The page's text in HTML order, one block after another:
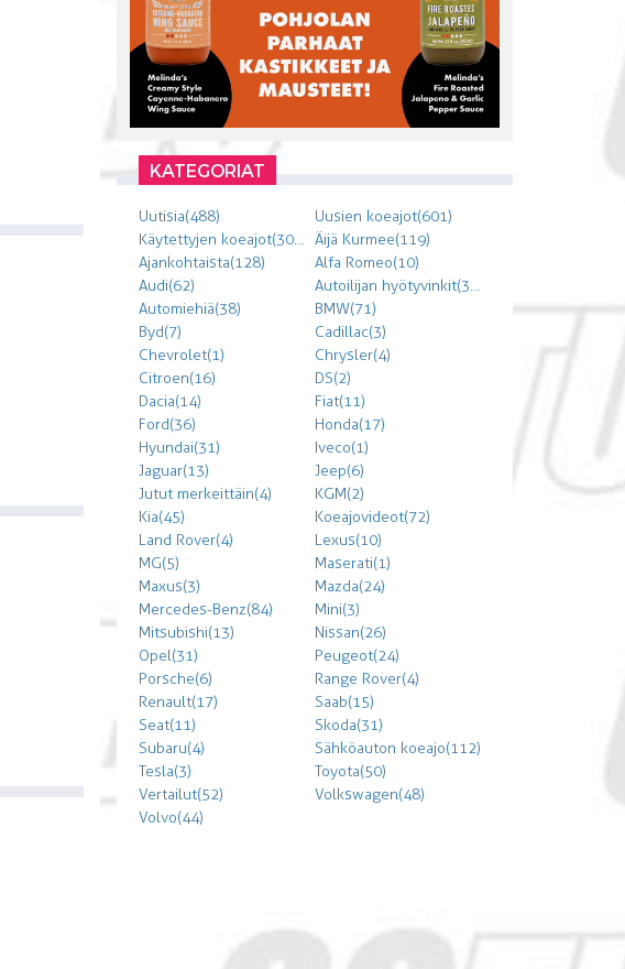
KATEGORIAT
Uutisia (488)
Uusien koeajot (601)
Käytettyjen koeajot (303) Äijä Kurmee (119)
Ajankohtaista (128)
Alfa Romeo (10)
Audi (62)
Autoilijan hyötyvinkit (300)
Automiehiä (38)
BMW (71)
Byd (7)
Cadillac (3)
Chevrolet (1)
Chrysler (4)
Citroen (16)
DS (2)
Dacia (14)
Fiat (11)
Ford (36)
Honda (17)
Hyundai (31)
Iveco (1)
Jaguar (13)
Jeep (6)
Jutut merkeittäin (4)
KGM (2)
Kia (45)
Koeajovideot (72)
Land Rover (4)
Lexus (10)
MG (5)
Maserati (1)
Maxus (3)
Mazda (24)
Mercedes-Benz (84)
Mini (3)
Mitsubishi (13)
Nissan (26)
Opel (31)
Peugeot (24)
Porsche (6)
Range Rover (4)
Renault (17)
Saab (15)
Seat (11)
Skoda (31)
Subaru (4)
Sähköauton koeajo (112)
Tesla (3)
Toyota (50)
Vertailut (52)
Volkswagen (48)
Volvo (44)